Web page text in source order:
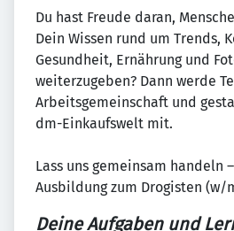
Du hast Freude daran,
Dein Wissen rund um Trends,
Gesundheit, Ernährung und
weiterzugeben? Dann werde
Arbeitsgemeinschaft und
dm-Einkaufswelt mit.
Lass uns gemeinsam handeln
Ausbildung zum Drogisten
Deine Aufgaben und